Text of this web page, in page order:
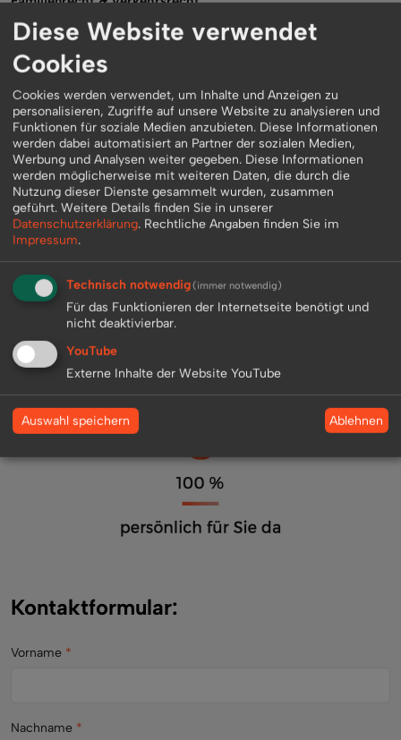
Kontaktformular:
Vorname *
Nachname *
Diese Website verwendet
Cookies
Cookies werden verwendet, um Inhalte und Anzeigen zu
personalisieren, Zugriffe auf unsere Website zu analysieren und
Funktionen für soziale Medien anzubieten. Diese Informationen
werden dabei automatisiert an Partner der sozialen Medien,
Werbung und Analysen weiter gegeben. Diese Informationen
werden möglicherweise mit weiteren Daten, die durch die
Nutzung dieser Dienste gesammelt wurden, zusammen
geführt. Weitere Details finden Sie in unserer
Datenschutzerklärung. Rechtliche Angaben finden Sie im
Impressum.
Technisch notwendig(immer notwendig)
Für das Funktionieren der Internetseite benötigt und
nicht deaktivierbar.
YouTube
Externe Inhalte der Website YouTube
Auswahl speichern Ablehnen